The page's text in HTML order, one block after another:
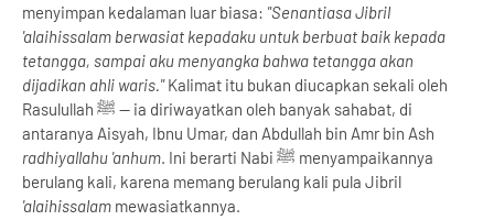
menyimpan kedalaman luar biasa: "Senantiasa Jibril
'alaihissalam berwasiat kepadaku untuk berbuat baik kepada
tetangga, sampai aku menyangka bahwa tetangga akan
dijadikan ahli waris."Kalimat itu bukan diucapkan sekali oleh
Rasulullah ﷺ — ia diriwayatkan oleh banyak sahabat, di
antaranya Aisyah, Ibnu Umar, dan Abdullah bin Amr bin Ash
radhiyallahu 'anhum. Ini berarti Nabi ﷺ menyampaikannya
berulang kali, karena memang berulang kali pula Jibril
'alaihissalam mewasiatkannya.